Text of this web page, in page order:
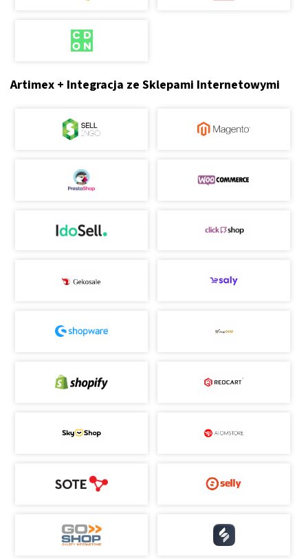
Artimex + Integracja ze Sklepami Internetowymi